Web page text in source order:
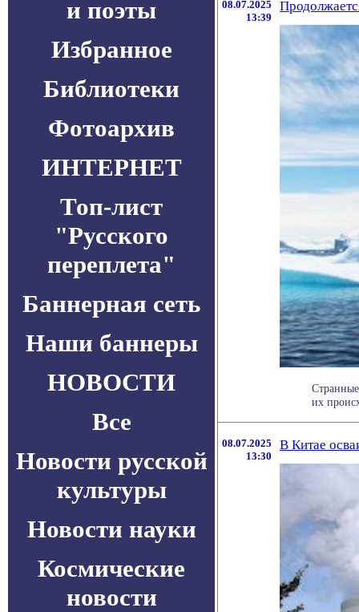
и поэты
Избранное
Библиотеки
Фотоархив
ИНТЕРНЕТ
Топ-лист
"Русского
переплета"
Баннерная сеть
Наши баннеры
НОВОСТИ
Все
Новости русской
культуры
Новости науки
Космические
новости
08.07.2025
13:39
их
08.07.2025
13:30
В Китае